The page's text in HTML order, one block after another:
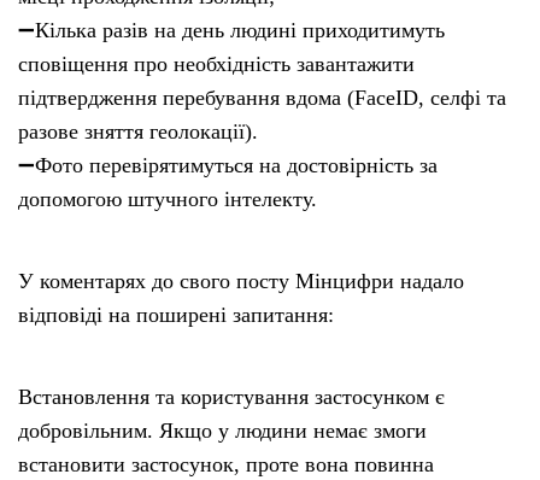
➖Кілька разів на день людині приходитимуть
сповіщення про необхідність завантажити
підтвердження перебування вдома (FaceID, селфі та
разове зняття геолокації).
➖Фото перевірятимуться на достовірність за
допомогою штучного інтелекту.
У коментарях до свого посту Мінцифри надало
відповіді на поширені запитання:
Встановлення та користування застосунком є
добровільним. Якщо у людини немає змоги
встановити застосунок, проте вона повинна